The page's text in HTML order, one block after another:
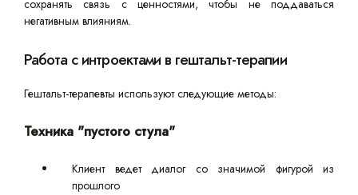
сохранять связь с ценностями, чтобы не поддаваться
негативным влияниям.
Работа с интроектами в гештальт-терапии
Гештальт-терапевты используют следующие методы:
Техника "пустого стула"
Клиент ведет диалог со значимой фигурой из
прошлого